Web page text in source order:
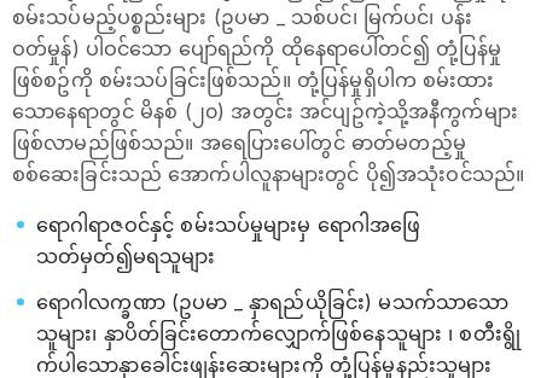
စမ်းသပ်မည့်ပစ္စည်းများ (ဥပမာ _ သစ်ပင်၊ မြက်ပင်၊ ပန်း
ဝတ်မှုန်) ပါဝင်သော ပျော်ရည်ကို ထို​နေရာ​ပေါ်တင်၍ တုံ့ပြန်မှု
ဖြစ်စဥ်ကို စမ်းသပ်ခြင်းဖြစ်သည်။ တုံ့ပြန်မှုရှိပါက စမ်းထား
သောနေရာတွင် မိနစ် (၂၀) အတွင်း အင်ပျဥ်ကဲ့သို့အနီကွက်များ
ဖြစ်လာမည်ဖြစ်သည်။ အရေပြားပေါ်တွင် ဓာတ်မတည့်မှု
စစ်ဆေးခြင်းသည် အောက်ပါလူနာများတွင် ပို၍အသုံးဝင်သည်။
ရောဂါရာဇဝင်နှင့် စမ်းသပ်မှုများမှ ရောဂါအဖြေ
သတ်မှတ်၍မရသူများ
ရောဂါလက္ခဏာ (ဥပမာ _ နှာရည်ယိုခြင်း) မသက်သာသော
သူများ၊ နှာပိတ်ခြင်းတောက်လျှောက်ဖြစ်နေသူများ ၊ စတီးရွို
က်ပါသောနှာခေါင်းဖျန်းဆေးများကို တုံ့ပြန်မှုနည်းသူများ